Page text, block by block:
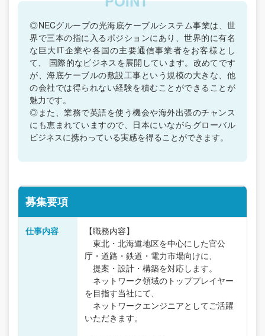
◎NECグループの光海底ケーブルシステム事業は、世
界で三本の指に入るポジションにあり、世界的に有名
な巨大IT企業や各国の主要通信事業者をお客様とし
て、 国際的なビジネスを展開しています。改めてです
が、海底ケーブルの敷設工事という規模の大きな、他
の会社では得られない経験を積むことができることが
魅力です。
◎また、業務で英語を使う機会や海外出張のチャンス
にも恵まれていますので、日本にいながらグローバル
ビジネスに携わっている実感を得ることができます。
募集要項
仕事内容
【職務内容】
東北・北海道地区を中心にした官公
庁・道路・鉄道・電力市場向けに、
提案・設計・構築を対応します。
ネットワーク領域のトッププレイヤー
を目指す当社にて、
ネットワークエンジニアとしてご活躍
いただきます。